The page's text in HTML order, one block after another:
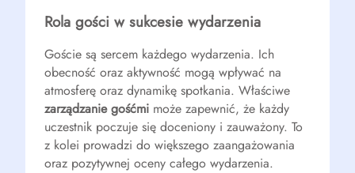
Rola gości w sukcesie wydarzenia
Goście są sercem każdego wydarzenia. Ich
obecność oraz aktywność mogą wpływać na
atmosferę oraz dynamikę spotkania. Właściwe
zarządzanie gośćmi może zapewnić, że każdy
uczestnik poczuje się doceniony i zauważony. To
z kolei prowadzi do większego zaangażowania
oraz pozytywnej oceny całego wydarzenia.